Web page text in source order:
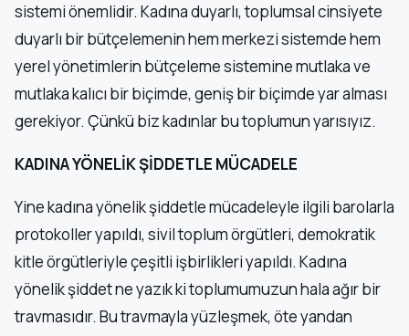
sistemi önemlidir. Kadına duyarlı, toplumsal cinsiyete
duyarlı bir bütçelemenin hem merkezi sistemde hem
yerel yönetimlerin bütçeleme sistemine mutlaka ve
mutlaka kalıcı bir biçimde, geniş bir biçimde yar alması
gerekiyor. Çünkü biz kadınlar bu toplumun yarısıyız.
KADINA YÖNELİK ŞİDDETLE MÜCADELE
Yine kadına yönelik şiddetle mücadeleyle ilgili barolarla
protokoller yapıldı, sivil toplum örgütleri, demokratik
kitle örgütleriyle çeşitli işbirlikleri yapıldı. Kadına
yönelik şiddet ne yazık ki toplumumuzun hala ağır bir
travmasıdır. Bu travmayla yüzleşmek, öte yandan